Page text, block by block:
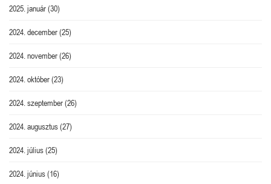
2025. január(30)
2024. december(25)
2024. november(26)
2024. október(23)
2024. szeptember(26)
2024. augusztus(27)
2024. július(25)
2024. június(16)